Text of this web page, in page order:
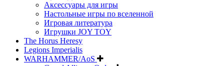
Аксессуары для игры
Настольные игры по вселенной
Игровая литература
Игрушки JOY TOY
The Horus Heresy
Legions Imperialis
WARHAMMER/AoS